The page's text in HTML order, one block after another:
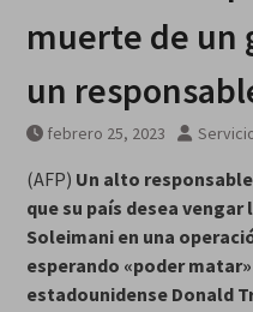
muerte de un
un
febrero 25, 2023
(AFP) Un alto
que su país desea
Soleimani en una
esperando «poder
estadounidense Donald